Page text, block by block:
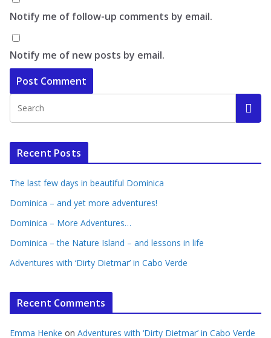
Notify me of follow-up comments by email.
Notify me of new posts by email.
Recent Posts
The last few days in beautiful Dominica
Dominica – and yet more adventures!
Dominica – More Adventures…
Dominica – the Nature Island – and lessons in life
Adventures with ‘Dirty Dietmar’ in Cabo Verde
Recent Comments
Emma Henke on Adventures with ‘Dirty Dietmar’ in Cabo Verde